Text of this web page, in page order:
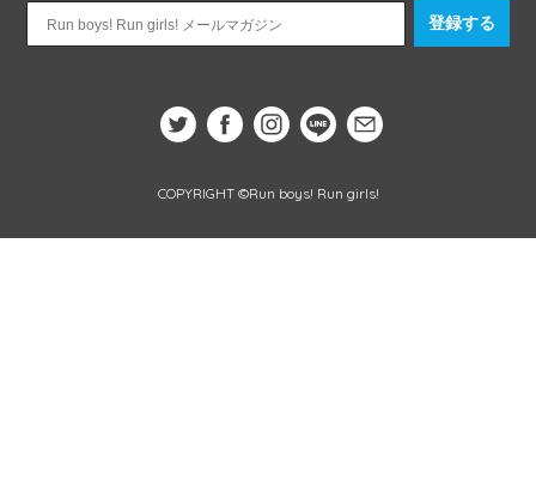
登録する
COPYRIGHT ©Run boys! Run girls!